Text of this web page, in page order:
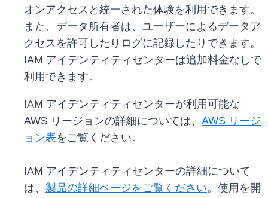
オンアクセスと統一された体験を利用できます。
また、データ所有者は、ユーザーによるデータア
クセスを許可したりログに記録したりできます。
IAM アイデンティティセンターは追加料金なしで
利用できます。
IAM アイデンティティセンターが利用可能な
AWS リージョンの詳細については、 AWS リージ
ョン表をご覧ください。
IAM アイデンティティセンターの詳細について
は、 製品の詳細ページをご覧ください。使用を開